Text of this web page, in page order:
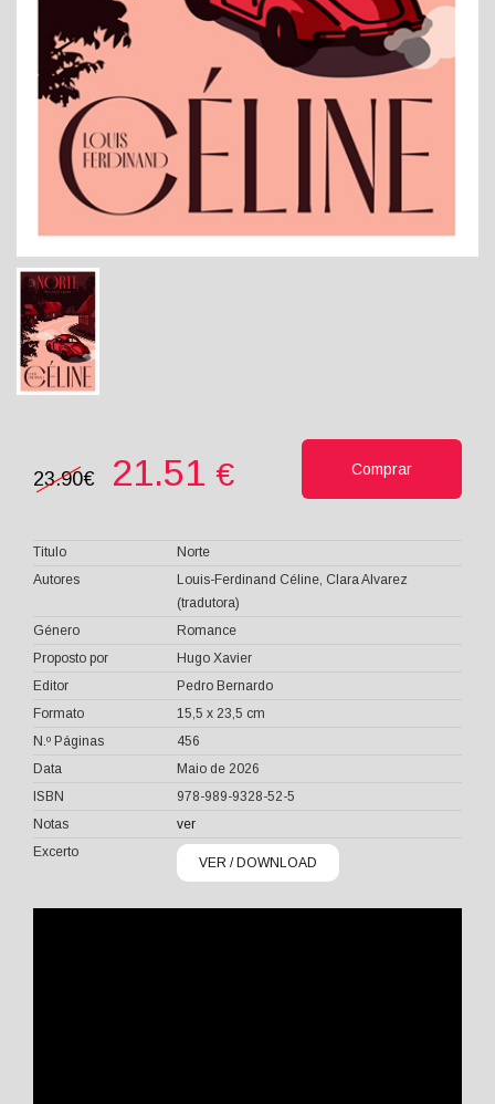
23.90€ 21.51 € Comprar
Titulo
Norte
Autores
Louis-Ferdinand Céline, Clara Alvarez
(tradutora)
Género
Romance
Proposto por
Hugo Xavier
Editor
Pedro Bernardo
Formato
15,5 x 23,5 cm
N.º Páginas
456
Data
Maio de 2026
ISBN
978-989-9328-52-5
Notas
ver
Excerto
VER / DOWNLOAD